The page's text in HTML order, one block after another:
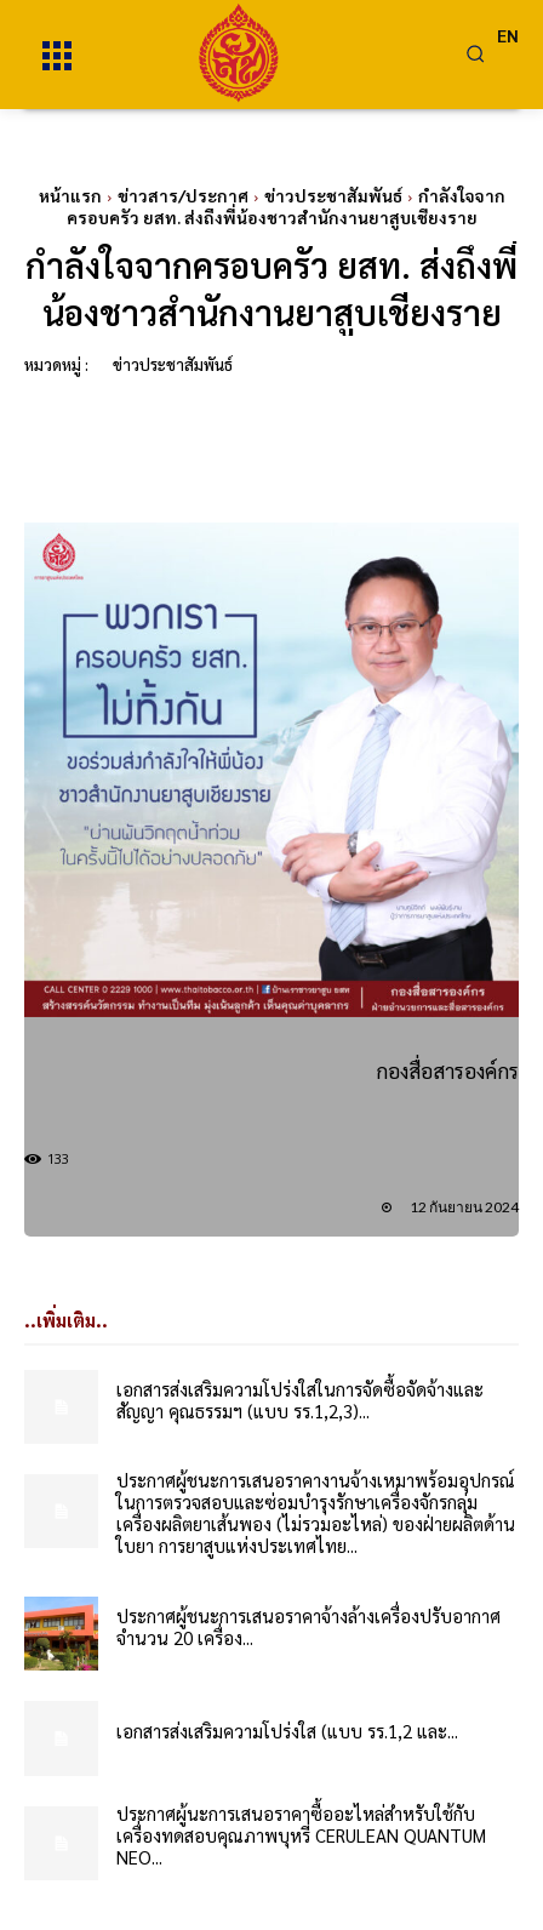
EN
หน้าแรก ข่าวสาร/ประกาศ ข่าวประชาสัมพันธ์
กำลังใจจาก
ครอบครัว ยสท. ส่งถึงพี่น้องชาวสำนักงานยาสูบเชียงราย
กำลังใจจากครอบครัว ยสท. ส่งถึงพี่
น้องชาวสำนักงานยาสูบเชียงราย
หมวดหมู่ : ข่าวประชาสัมพันธ์
กองสื่อสารองค์กร
133
12 กันยายน 2024
..เพิ่มเติม..
เอกสารส่งเสริมความโปร่งใสในการจัดซื้อจัดจ้างและ
สัญญา คุณธรรมฯ (แบบ รร.1,2,3)...
ประกาศผู้ชนะการเสนอราคางานจ้างเหมาพร้อมอุปกรณ์
ในการตรวจสอบและซ่อมบำรุงรักษาเครื่องจักรกลุ่ม
เครื่องผลิตยาเส้นพอง (ไม่รวมอะไหล่) ของฝ่ายผลิตด้าน
ใบยา การยาสูบแห่งประเทศไทย...
ประกาศผู้ชนะการเสนอราคาจ้างล้างเครื่องปรับอากาศ
จำนวน 20 เครื่อง...
เอกสารส่งเสริมความโปร่งใส (แบบ รร.1,2 และ...
ประกาศผู้นะการเสนอราคาซื้ออะไหล่สำหรับใช้กับ
เครื่องทดสอบคุณภาพบุหรี่ CERULEAN QUANTUM
NEO...